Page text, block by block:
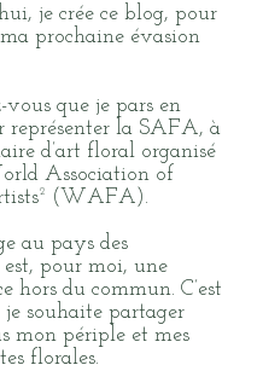
je crée ce blog, pour
prochaine évasion
vous que je pars en
représenter la SAFA, à
d’art floral organisé
Association of
(WAFA).
au pays des
est, pour moi, une
hors du commun. C’est
souhaite partager
mon périple et mes
florales.